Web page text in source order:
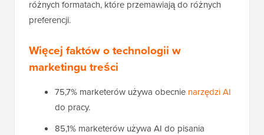
różnych formatach, które przemawiają do różnych
preferencji.
Więcej faktów o technologii w
marketingu treści
75,7% marketerów używa obecnie narzędzi AI
do pracy.
85,1% marketerów używa AI do pisania